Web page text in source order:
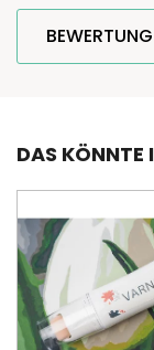
DAS KÖNNTE